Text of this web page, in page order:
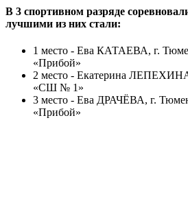
В 3 спортивном разряде
лучшими из них стали:
1 место - Ева КАТАЕВА, г.
«Прибой»
2 место - Екатерина
«СШ № 1»
3 место - Ева ДРАЧЁВА, г.
«Прибой»